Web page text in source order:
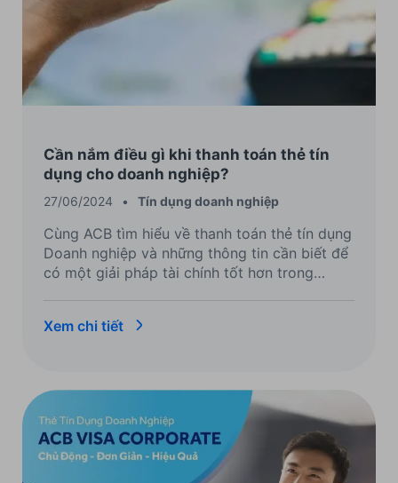
Cần nắm điều gì khi thanh toán thẻ tín
dụng cho doanh nghiệp?
27/06/2024 • Tín dụng doanh nghiệp
Cùng ACB tìm hiểu về thanh toán thẻ tín dụng
Doanh nghiệp và những thông tin cần biết để
có một giải pháp tài chính tốt hơn trong
Xem chi tiết